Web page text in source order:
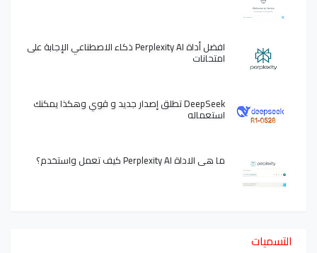
افضل أداة Perplexity AI ذكاء الاصطناعي الإجابة على
امتحانات
DeepSeek تطلق إصدار جديد و قوي وهكذا يمكنك
استعماله
ما هي الاداة Perplexity AI كيف تعمل واستخدم؟
التسميات